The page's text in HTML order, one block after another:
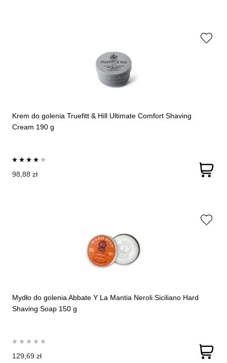
Krem do golenia Truefitt & Hill Ultimate Comfort Shaving
Cream 190 g
98,88 zł
Mydło do golenia Abbate Y La Mantia Neroli Siciliano Hard
Shaving Soap 150 g
129,69 zł